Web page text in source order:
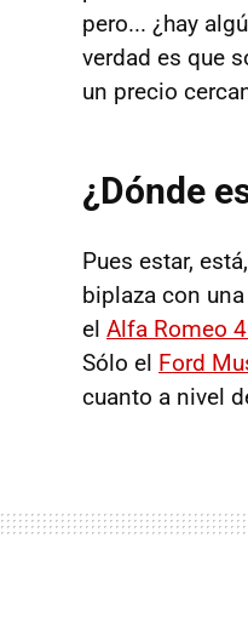
pero... ¿hay
verdad es que
un precio
¿Dónde
Pues estar,
biplaza con
el Alfa Romeo
Sólo el Ford
cuanto a nivel